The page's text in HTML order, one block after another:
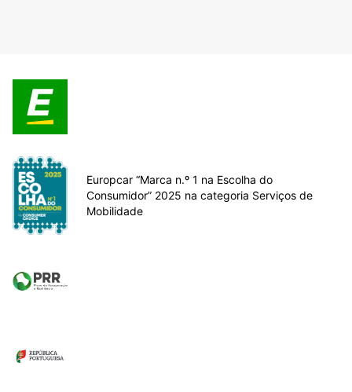
Europcar “Marca n.º 1 na Escolha do
Consumidor” 2025 na categoria Serviços de
Mobilidade